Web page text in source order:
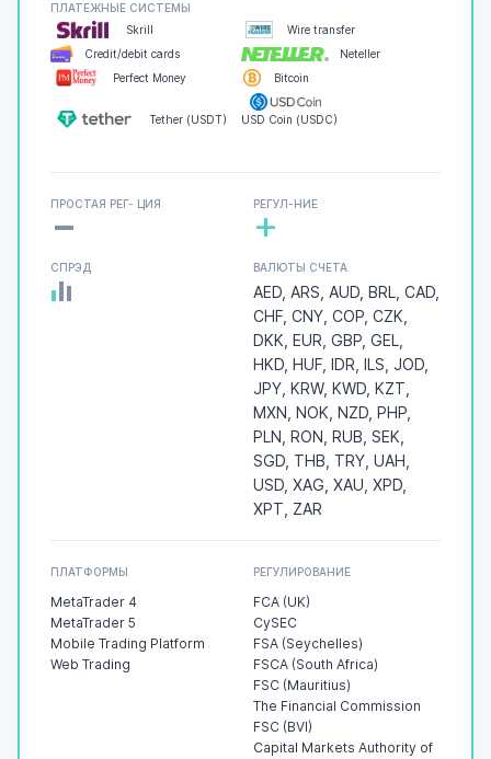
ПЛАТЕЖНЫЕ СИСТЕМЫ
Skrill
Wire transfer
Credit/debit cards
Neteller
Perfect Money
Bitcoin
Tether (USDT) USD Coin (USDC)
ПРОСТАЯ РЕГ- ЦИЯ
- РЕГУЛ-НИЕ
+
СПРЭД ВАЛЮТЫ СЧЕТА
AED, ARS, AUD, BRL, CAD,
CHF, CNY, COP, CZK,
DKK, EUR, GBP, GEL,
HKD, HUF, IDR, ILS, JOD,
JPY, KRW, KWD, KZT,
MXN, NOK, NZD, PHP,
PLN, RON, RUB, SEK,
SGD, THB, TRY, UAH,
USD, XAG, XAU, XPD,
XPT, ZAR
ПЛАТФОРМЫ
MetaTrader 4
MetaTrader 5
Mobile Trading Platform
Web Trading
РЕГУЛИРОВАНИЕ
FCA (UK)
CySEC
FSA (Seychelles)
FSCA (South Africa)
FSC (Mauritius)
The Financial Commission
FSC (BVI)
Capital Markets Authority of